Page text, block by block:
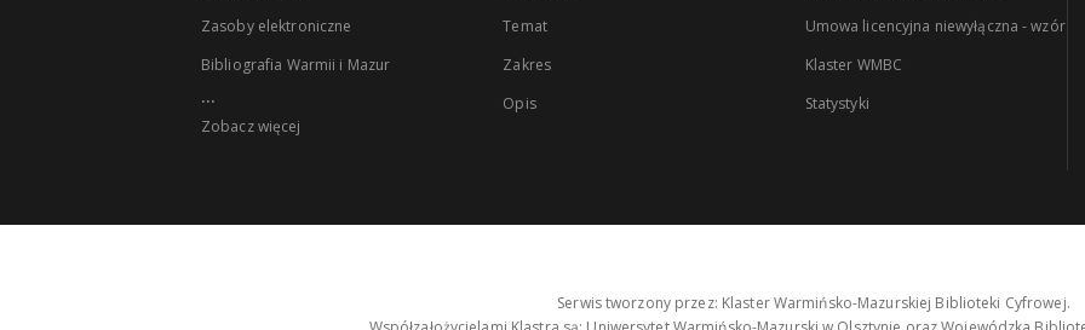
Zasoby elektroniczne
Bibliografia Warmii i Mazur
...
Zobacz więcej
Temat
Zakres
Opis
Umowa licencyjna niewyłączna - wzór
Klaster WMBC
Statystyki
Serwis tworzony przez: Klaster Warmińsko-Mazurskiej Biblioteki Cyfrowej.